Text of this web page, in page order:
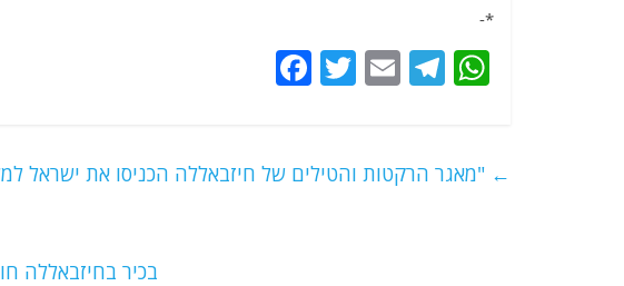
*-
W
s
T
g
E
l
T
er
e ← "מאגר הרקטות והטילים של חיזבאללה הכניסו את ישראל
בכיר בחיזבאללה